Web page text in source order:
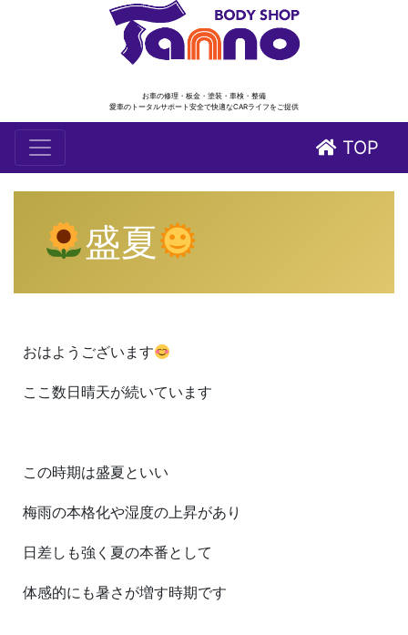
お車の修理・板金・塗装・車検・整備
愛車のトータルサポート安全で快適なCARライフをご提供
TOP
盛夏
おはようございます
ここ数日晴天が続いています
この時期は盛夏といい
梅雨の本格化や湿度の上昇があり
日差しも強く夏の本番として
体感的にも暑さが増す時期です